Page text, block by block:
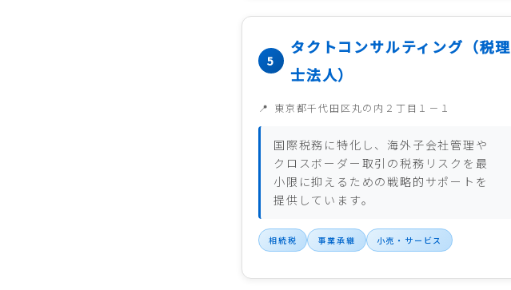
タクトコンサルティング（税理
士法人）
東京都千代田区丸の内２丁目１－１
国際税務に特化し、海外子会社管理や
クロスボーダー取引の税務リスクを最
小限に抑えるための戦略的サポートを
提供しています。
相続税 事業承継 小売・サービス